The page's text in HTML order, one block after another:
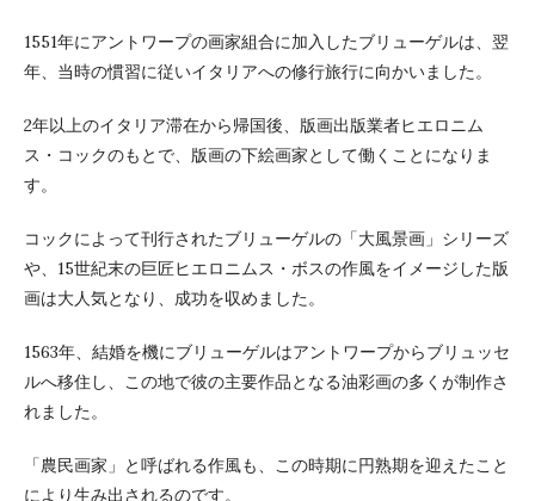
1551年にアントワープの画家組合に加入したブリューゲルは、翌
年、当時の慣習に従いイタリアへの修行旅行に向かいました。
2年以上のイタリア滞在から帰国後、版画出版業者ヒエロニム
ス・コックのもとで、版画の下絵画家として働くことになりま
す。
コックによって刊行されたブリューゲルの「大風景画」シリーズ
や、15世紀末の巨匠ヒエロニムス・ボスの作風をイメージした版
画は大人気となり、成功を収めました。
1563年、結婚を機にブリューゲルはアントワープからブリュッセ
ルへ移住し、この地で彼の主要作品となる油彩画の多くが制作さ
れました。
「農民画家」と呼ばれる作風も、この時期に円熟期を迎えたこと
により生み出されるのです。